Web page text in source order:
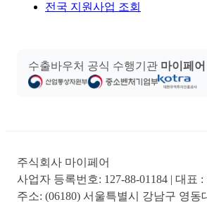
전국 지원사업 조회
수출바우처 공식 수행기관 마이페어
주식회사 마이페어
사업자 등록번호: 127-88-01184 | 대표 :
주소: (06180) 서울특별시 강남구 영동